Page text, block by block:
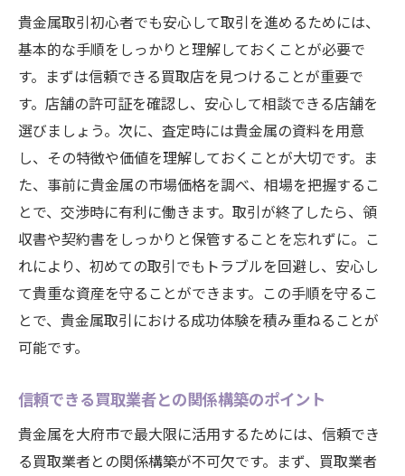
貴金属の価値を知るために押さえておくべき査
定の基準
貴金属の純度と重量が持つ意味
色や輝きが価値に与える影響
ブランドやデザインの役割
マーケットトレンドとその反映
希少性が査定に与えるプラス要因
査定基準の情報をどこで入手するか
大府市で貴金属の価値を高めるための実践的ア
ドバイス
地元のイベントを利用した貴金属のプロモ
法
地域の職人によるカスタムメイドの提案
大府市限定の取引チャンスをつかむ
貴金属取引初心者でも安心して取引を進めるためには、
基本的な手順をしっかりと理解しておくことが必要で
す。まずは信頼できる買取店を見つけることが重要で
す。店舗の許可証を確認し、安心して相談できる店舗を
選びましょう。次に、査定時には貴金属の資料を用意
し、その特徴や価値を理解しておくことが大切です。ま
た、事前に貴金属の市場価格を調べ、相場を把握するこ
とで、交渉時に有利に働きます。取引が終了したら、領
収書や契約書をしっかりと保管することを忘れずに。こ
れにより、初めての取引でもトラブルを回避し、安心し
て貴重な資産を守ることができます。この手順を守るこ
とで、貴金属取引における成功体験を積み重ねることが
可能です。
信頼できる買取業者との関係構築のポイント
貴金属を大府市で最大限に活用するためには、信頼でき
る買取業者との関係構築が不可欠です。まず、買取業者